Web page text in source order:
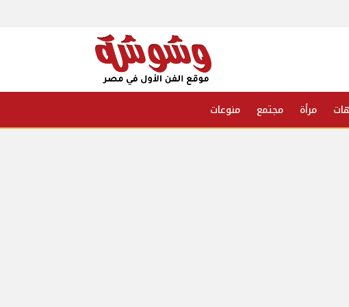
مرأة مجتمع منوعات